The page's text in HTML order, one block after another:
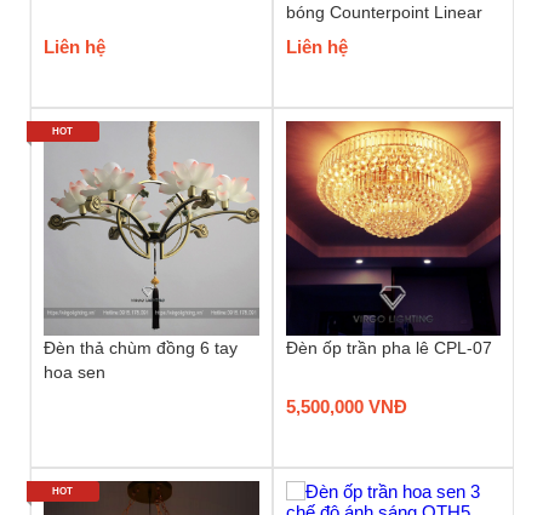
Liên hệ
bóng Counterpoint Linear
Liên hệ
Đèn thả chùm đồng 6 tay
hoa sen
HOT
Đèn ốp trần pha lê CPL-07
5,500,000 VNĐ
HOT